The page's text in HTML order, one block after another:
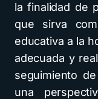
la finalidad de
que sirva
educativa a la
adecuada y
seguimiento
una